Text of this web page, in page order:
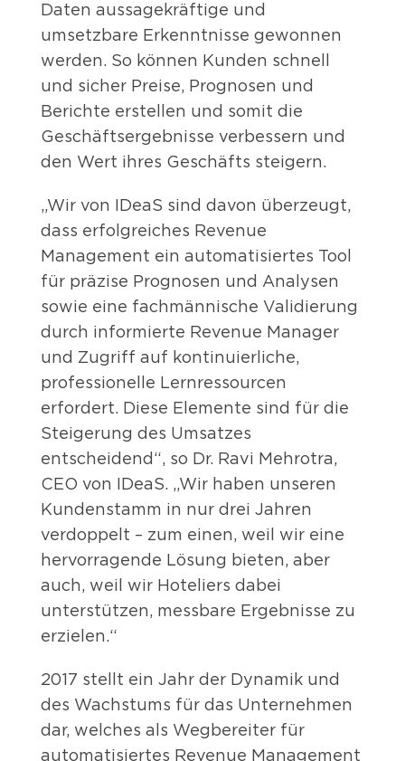
Daten aussagekräftige und
umsetzbare Erkenntnisse gewonnen
werden. So können Kunden schnell
und sicher Preise, Prognosen und
Berichte erstellen und somit die
Geschäftsergebnisse verbessern und
den Wert ihres Geschäfts steigern.
„Wir von IDeaS sind davon überzeugt,
dass erfolgreiches Revenue
Management ein automatisiertes Tool
für präzise Prognosen und Analysen
sowie eine fachmännische Validierung
durch informierte Revenue Manager
und Zugriff auf kontinuierliche,
professionelle Lernressourcen
erfordert. Diese Elemente sind für die
Steigerung des Umsatzes
entscheidend“, so Dr. Ravi Mehrotra,
CEO von IDeaS. „Wir haben unseren
Kundenstamm in nur drei Jahren
verdoppelt – zum einen, weil wir eine
hervorragende Lösung bieten, aber
auch, weil wir Hoteliers dabei
unterstützen, messbare Ergebnisse zu
erzielen.“
2017 stellt ein Jahr der Dynamik und
des Wachstums für das Unternehmen
dar, welches als Wegbereiter für
automatisiertes Revenue Management